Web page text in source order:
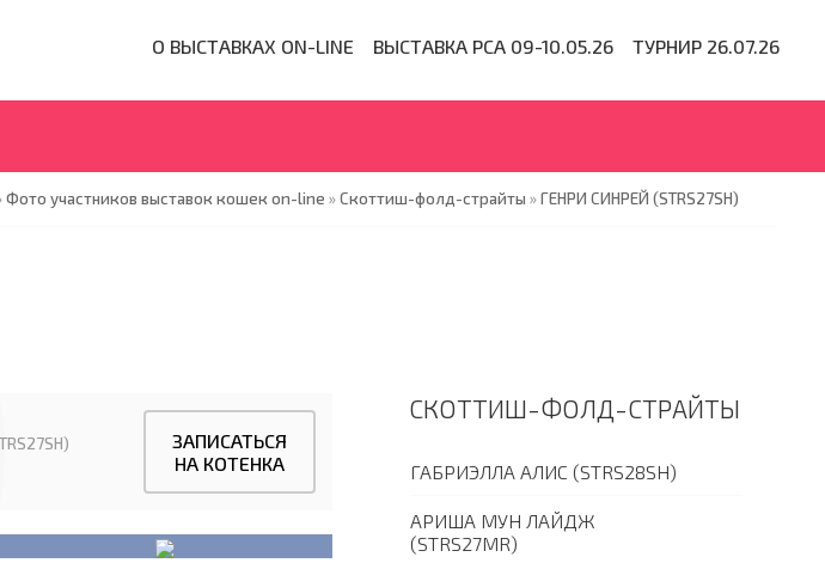
О ВЫСТАВКАХ ON-LINE ВЫСТАВКА PCA 09-10.05.26 ТУРНИР 26.07.26
Фото участников выставок кошек on-line »Скоттиш-фолд-страйты »ГЕНРИ СИНРЕЙ (STRS27SH)
ЗАПИСАТЬСЯ
НА КОТЕНКА
СКОТТИШ-ФОЛД-СТРАЙТЫ
ГАБРИЭЛЛА АЛИС (STRS28SH)
АРИША МУН ЛАЙДЖ
(STRS27MR)